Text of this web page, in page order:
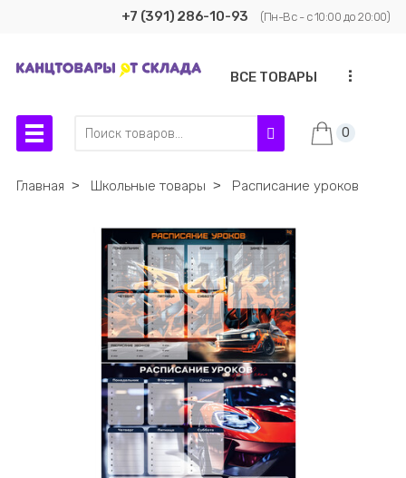
+7 (391) 286-10-93 (Пн-Вс - с 10:00 до 20:00)
ВСЕ ТОВАРЫ ...
0
Главная ˃ Школьные товары ˃ Расписание уроков